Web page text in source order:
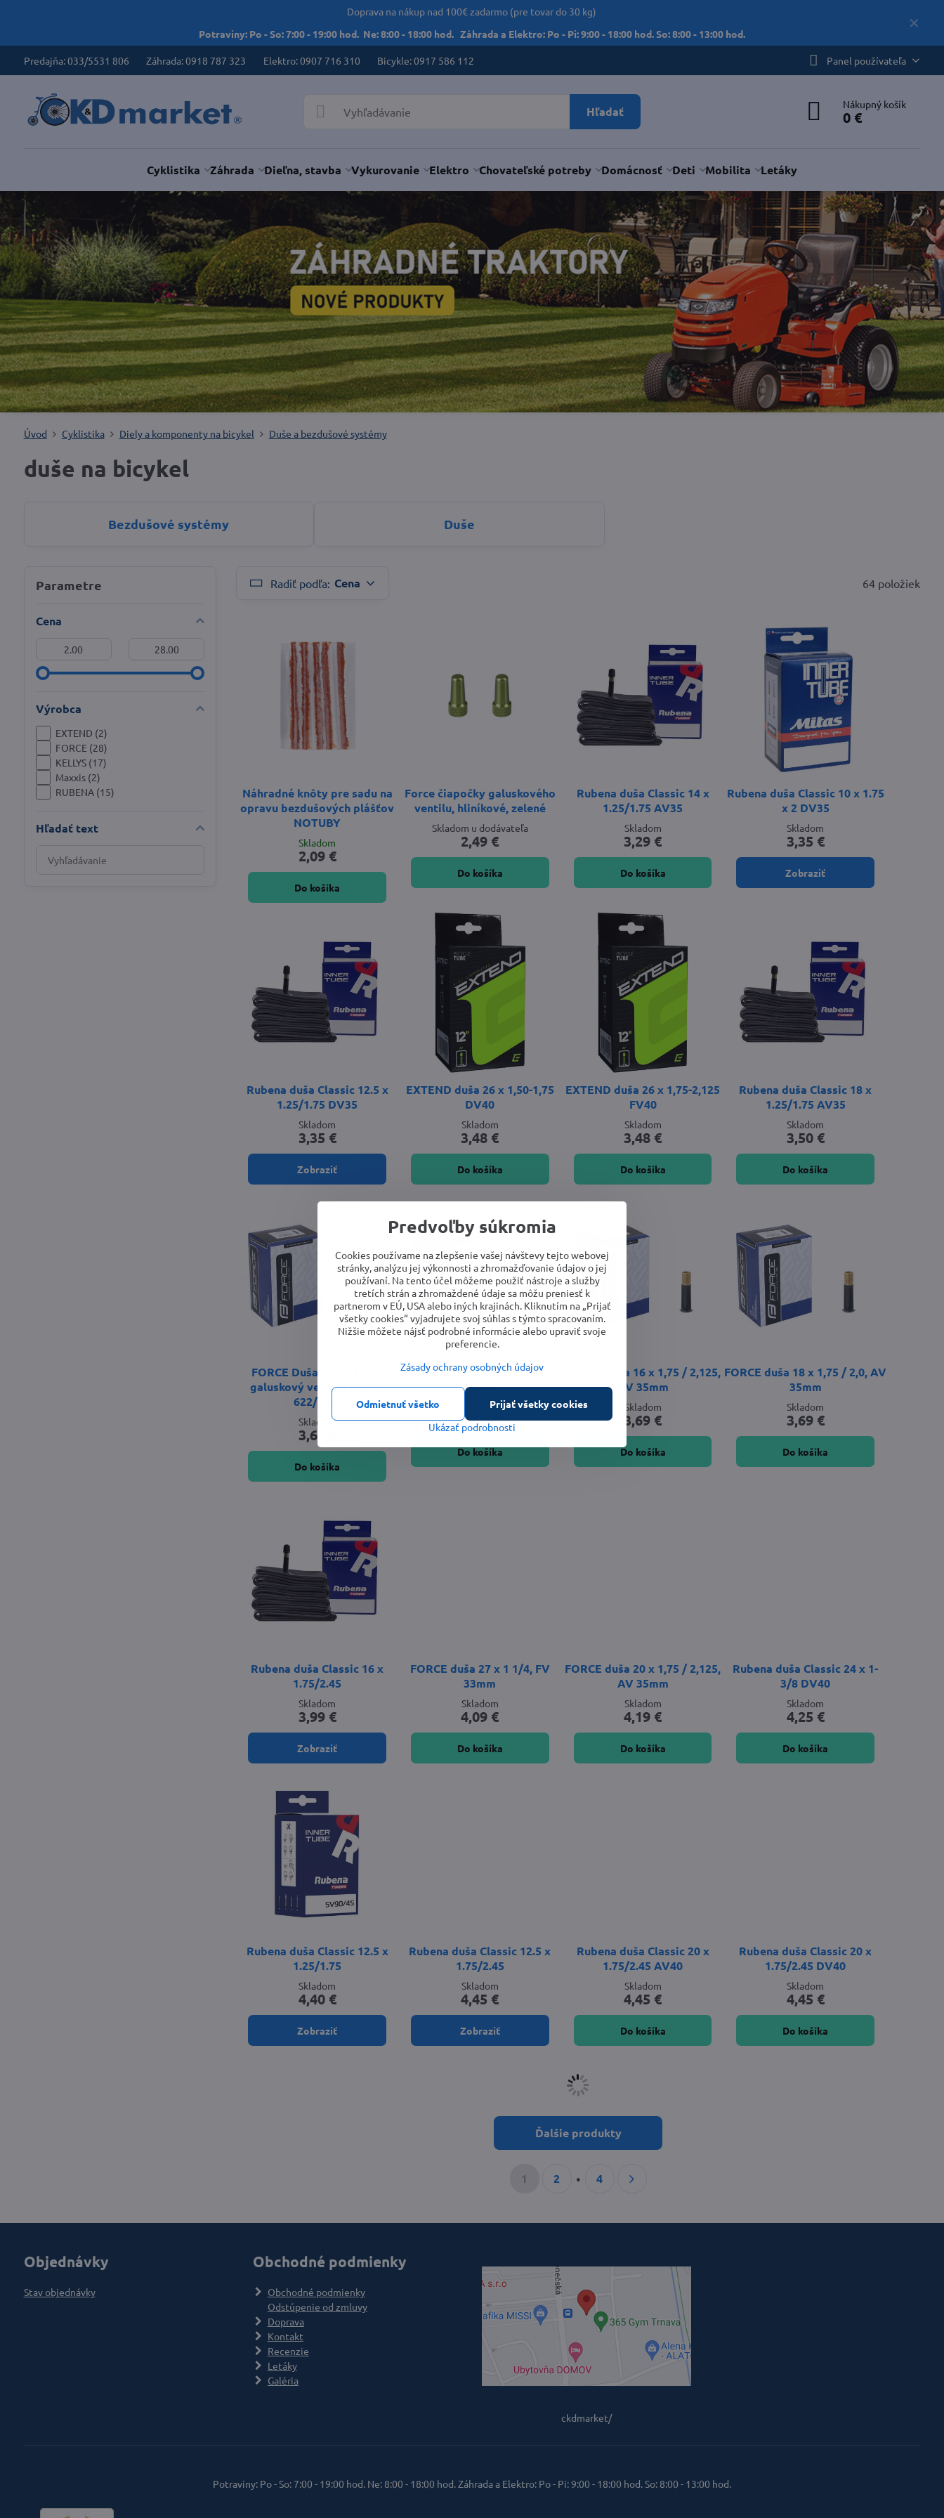
✕
Doprava na nákup nad 100€ zadarmo (pre tovar do 30 kg)
Potraviny: Po - So: 7:00 - 19:00 hod. Ne: 8:00 - 18:00 hod. Záhrada a Elektro: Po - Pi: 9:00 - 18:00 hod. So: 8:00 - 13:00 hod.
Predajňa: 033/5531 806 Záhrada: 0918 787 323 Elektro: 0907 716 310 Bicykle: 0917 586 112 Panel používateľa
Hľadať Nákupný košík
0 €
Cyklistika Záhrada Dieľna, stavba Vykurovanie Elektro Chovateľské potreby Domácnosť Deti Mobilita Letáky
Úvod Cyklistika Diely a komponenty na bicykel Duše a bezdušové systémy
duše na bicykel
Bezdušové systémy Duše
Radiť podľa: Cena 64 položiek
Náhradné knôty pre sadu na
opravu bezdušových plášťov
NOTUBY
Skladom
2,09 €
Do košíka
Force čiapočky galuskového
ventilu, hliníkové, zelené
Skladom u dodávateľa
2,49 €
Do košíka
Rubena duša Classic 14 x
1.25/1.75 AV35
Skladom
3,29 €
Do košíka
Rubena duša Classic 10 x 1.75
x 2 DV35
Skladom
3,35 €
Zobraziť
Rubena duša Classic 12.5 x
1.25/1.75 DV35
Skladom
3,35 €
Zobraziť
EXTEND duša 26 x 1,50-1,75
DV40
Skladom
3,48 €
Do košíka
EXTEND duša 26 x 1,75-2,125
FV40
Skladom
3,48 €
Do košíka
Rubena duša Classic 18 x
1.25/1.75 AV35
Skladom
3,50 €
Do košíka
FORCE Duša 700x19/23C
galuskový ventil; (19/23 -
622/630)
Skladom
3,69 €
Do košíka
FORCE duša 12 1/2 x 2 1/4, AV
35mm
Skladom
3,69 €
Do košíka
FORCE duša 16 x 1,75 / 2,125,
AV 35mm
Skladom
3,69 €
Do košíka
FORCE duša 18 x 1,75 / 2,0, AV
35mm
Skladom
3,69 €
Do košíka
Rubena duša Classic 16 x
1.75/2.45
Skladom
3,99 €
Zobraziť
FORCE duša 27 x 1 1/4, FV
33mm
Skladom
4,09 €
Do košíka
FORCE duša 20 x 1,75 / 2,125,
AV 35mm
Skladom
4,19 €
Do košíka
Rubena duša Classic 24 x 1-
3/8 DV40
Skladom
4,25 €
Do košíka
Rubena duša Classic 12.5 x
1.25/1.75
Skladom
4,40 €
Zobraziť
Rubena duša Classic 12.5 x
1.75/2.45
Skladom
4,45 €
Zobraziť
Rubena duša Classic 20 x
1.75/2.45 AV40
Skladom
4,45 €
Do košíka
Rubena duša Classic 20 x
1.75/2.45 DV40
Skladom
4,45 €
Do košíka
Ďalšie produkty
1 2 4
Parametre
Cena
Výrobca
EXTEND (2)
FORCE (28)
KELLYS (17)
Maxxis (2)
RUBENA (15)
Hľadať text
Prehľadať
výsledky
Objednávky
Stav objednávky
Obchodné podmienky
Obchodné podmienky
Odstúpenie od zmluvy
Doprava
Kontakt
Recenzie
Letáky
Galéria
ckdmarket/
Potraviny: Po - So: 7:00 - 19:00 hod. Ne: 8:00 - 18:00 hod. Záhrada a Elektro: Po - Pi: 9:00 - 18:00 hod. So: 8:00 - 13:00 hod.
Predvoľby súkromia
Cookies používame na zlepšenie vašej návštevy tejto webovej
stránky, analýzu jej výkonnosti a zhromažďovanie údajov o jej
používaní. Na tento účel môžeme použiť nástroje a služby
tretích strán a zhromaždené údaje sa môžu preniesť k
partnerom v EÚ, USA alebo iných krajinách. Kliknutím na „Prijať
všetky cookies“ vyjadrujete svoj súhlas s týmto spracovaním.
Nižšie môžete nájsť podrobné informácie alebo upraviť svoje
preferencie.
Zásady ochrany osobných údajov
Ukázať podrobnosti
Prijať všetky cookies
Odmietnuť všetko